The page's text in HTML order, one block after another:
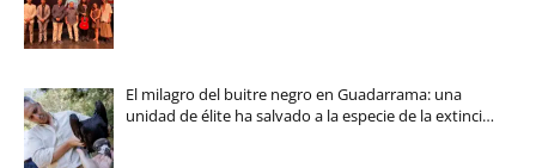
El milagro del buitre negro en Guadarrama: una
unidad de élite ha salvado a la especie de la extinci…